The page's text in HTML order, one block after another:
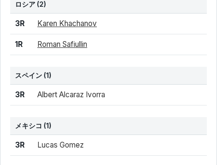
ロシア (2)
結果 シード 選手名
3R Karen Khachanov
1R Roman Safiullin
スペイン (1)
結果 シード 選手名
3R Albert Alcaraz Ivorra
メキシコ (1)
結果 シード 選手名
3R Lucas Gomez